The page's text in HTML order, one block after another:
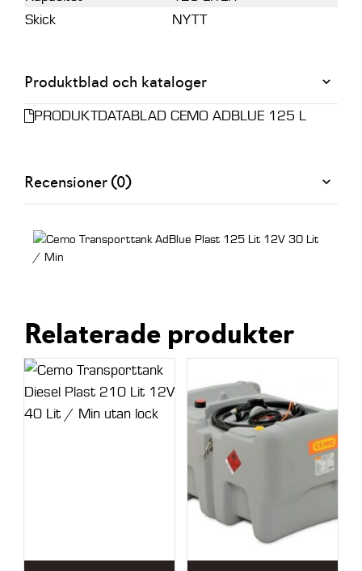
Skick
NYTT
Produktblad och kataloger
PRODUKTDATABLAD CEMO ADBLUE 125 L
Recensioner (0)
Relaterade produkter